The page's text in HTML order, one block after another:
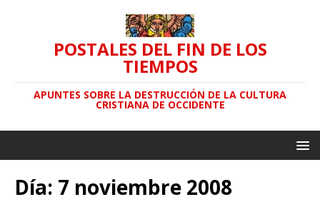
POSTALES DEL FIN DE LOS
TIEMPOS
APUNTES SOBRE LA DESTRUCCIÓN DE LA CULTURA
CRISTIANA DE OCCIDENTE
Día: 7 noviembre 2008